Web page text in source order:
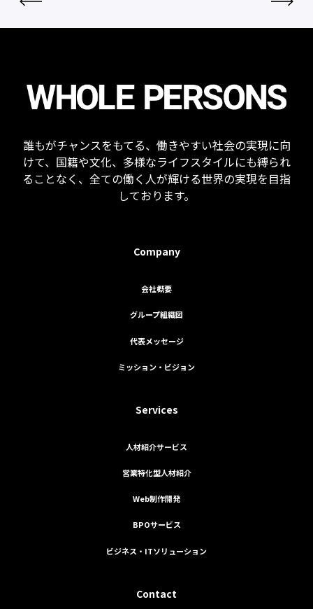
誰もがチャンスをもてる、働きやすい社会の実現に向
けて、国籍や文化、多様なライフスタイルにも縛られ
ることなく、全ての働く人が輝ける世界の実現を目指
しております。
Company
会社概要
グループ組織図
代表メッセージ
ミッション・ビジョン
Services
人材紹介サービス
営業特化型人材紹介
Web制作開発
BPOサービス
ビジネス・ITソリューション
Contact